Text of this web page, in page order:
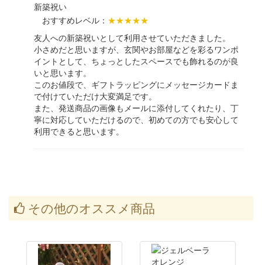
新築祝い
おすすめレベル： ★★★★★
友人への新築祝いとして利用させていただきました。
小さめだと思いますが、玄関やお部屋などを彩るワンポ
イントとして、ちょっとしたスペースでも飾れるのが良
いと思います。
このお値段で、ギフトラッピングにメッセージカードま
で付けていただけ大変満足です。
また、発送商品の画像もメールに添付してくれたり、丁
寧に対応していただけるので、初めての方でも安心して
利用できると思います。
その他のオススメ商品